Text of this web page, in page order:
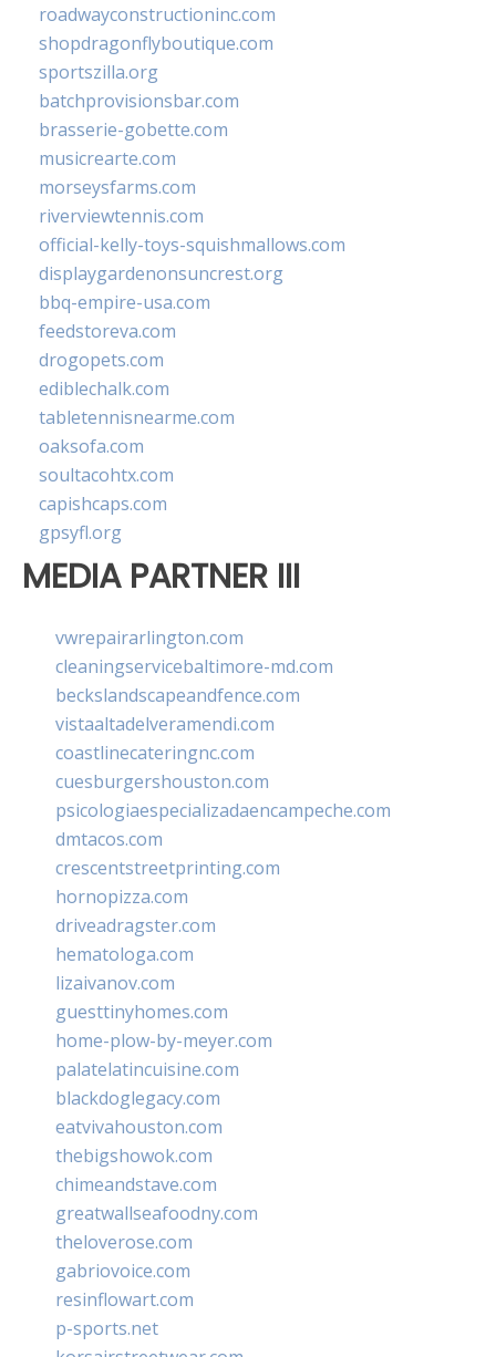
roadwayconstructioninc.com
shopdragonflyboutique.com
sportszilla.org
batchprovisionsbar.com
brasserie-gobette.com
musicrearte.com
morseysfarms.com
riverviewtennis.com
official-kelly-toys-squishmallows.com
displaygardenonsuncrest.org
bbq-empire-usa.com
feedstoreva.com
drogopets.com
ediblechalk.com
tabletennisnearme.com
oaksofa.com
soultacohtx.com
capishcaps.com
gpsyfl.org
MEDIA PARTNER III
vwrepairarlington.com
cleaningservicebaltimore-md.com
beckslandscapeandfence.com
vistaaltadelveramendi.com
coastlinecateringnc.com
cuesburgershouston.com
psicologiaespecializadaencampeche.com
dmtacos.com
crescentstreetprinting.com
hornopizza.com
driveadragster.com
hematologa.com
lizaivanov.com
guesttinyhomes.com
home-plow-by-meyer.com
palatelatincuisine.com
blackdoglegacy.com
eatvivahouston.com
thebigshowok.com
chimeandstave.com
greatwallseafoodny.com
theloverose.com
gabriovoice.com
resinflowart.com
p-sports.net